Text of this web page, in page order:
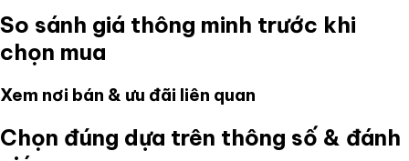
So sánh giá thông minh trước khi
chọn mua
Xem nơi bán & ưu đãi liên quan
Chọn đúng dựa trên thông số & đánh